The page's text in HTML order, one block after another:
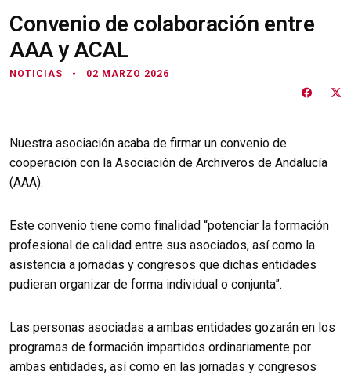
Convenio de colaboración entre
AAA y ACAL
NOTICIAS 02 MARZO 2026
Nuestra asociación acaba de firmar un convenio de
cooperación con la Asociación de Archiveros de Andalucía
(AAA).
Este convenio tiene como finalidad “potenciar la formación
profesional de calidad entre sus asociados, así como la
asistencia a jornadas y congresos que dichas entidades
pudieran organizar de forma individual o conjunta”.
Las personas asociadas a ambas entidades gozarán en los
programas de formación impartidos ordinariamente por
ambas entidades, así como en las jornadas y congresos